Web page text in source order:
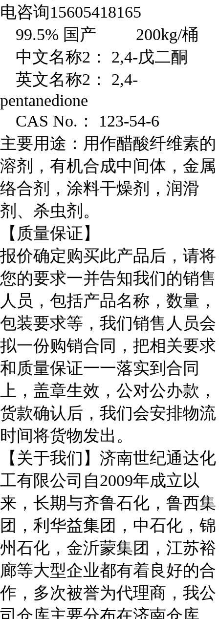
电咨询15605418165
99.5% 国产 200kg/桶
中文名称2： 2,4-戊二酮
英文名称2： 2,4-
pentanedione
CAS No. ： 123-54-6
主要用途：用作醋酸纤维素的
溶剂，有机合成中间体，金属
络合剂，涂料干燥剂，润滑
剂、杀虫剂。
【质量保证】
报价确定购买此产品后，请将
您的要求一并告知我们的销售
人员，包括产品名称，数量，
包装要求等，我们销售人员会
拟一份购销合同，把相关要求
和质量保证一一落实到合同
上，盖章生效，公对公办款，
货款确认后，我们会安排物流
时间将货物发出。
【关于我们】济南世纪通达化
工有限公司自2009年成立以
来，长期与齐鲁石化，鲁西集
团，利华益集团，中石化，锦
州石化，金沂蒙集团，江苏裕
廊等大型企业都有着良好的合
作，多次被誉为代理商，我公
司仓库主要分布在济南仓库，